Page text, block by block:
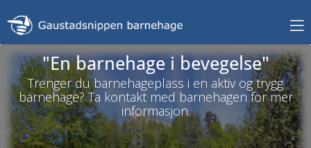
"En barnehage i bevegelse"
Trenger du barnehageplass i en aktiv og trygg
barnehage? Ta kontakt med barnehagen for mer
informasjon.